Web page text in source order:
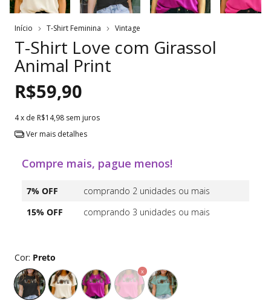
Início T-Shirt Feminina Vintage
T-Shirt Love com Girassol
Animal Print
R$59,90
4x de R$14,98 sem juros
Ver mais detalhes
Compre mais, pague menos!
7% OFF
comprando 2 unidades ou mais
15% OFF
comprando 3 unidades ou mais
Cor: Preto